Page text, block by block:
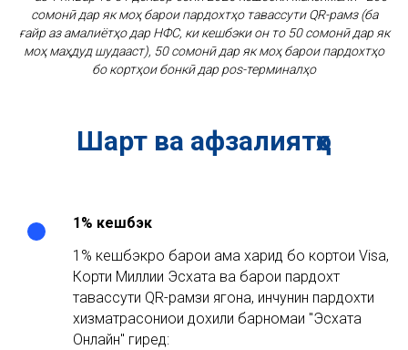
сомонӣ дар як моҳ барои пардохтҳо тавассути QR-рамз (ба
ғайр аз амалиётҳо дар НФС, ки кешбэки он то 50 сомонӣ дар як
моҳ маҳдуд шудааст), 50 сомонӣ дар як моҳ барои пардохтҳо
бо кортҳои бонкӣ дар pos-терминалҳо
Шарт ва афзалиятҳо
1% кешбэк
1% кешбэкро барои ҳама харид бо кортҳои Visa,
Корти Миллии Эсхата ва барои пардохт
тавассути QR-рамзи ягона, инчунин пардохти
хизматрасониҳои дохили барномаи "Эсхата
Онлайн" гиред: